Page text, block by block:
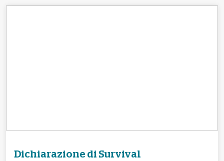
Dichiarazione di Survival